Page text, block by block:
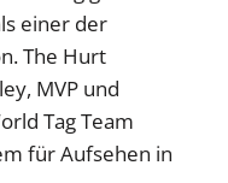
einer der
The Hurt
MVP und
Tag Team
für Aufsehen in